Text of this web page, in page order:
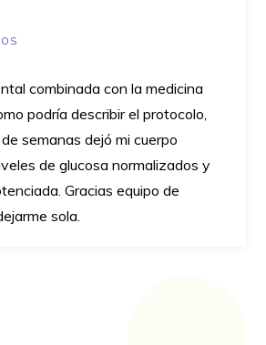
combinada con la medicina
podría describir el protocolo,
semanas dejó mi cuerpo
de glucosa normalizados y
Gracias equipo de
sola.